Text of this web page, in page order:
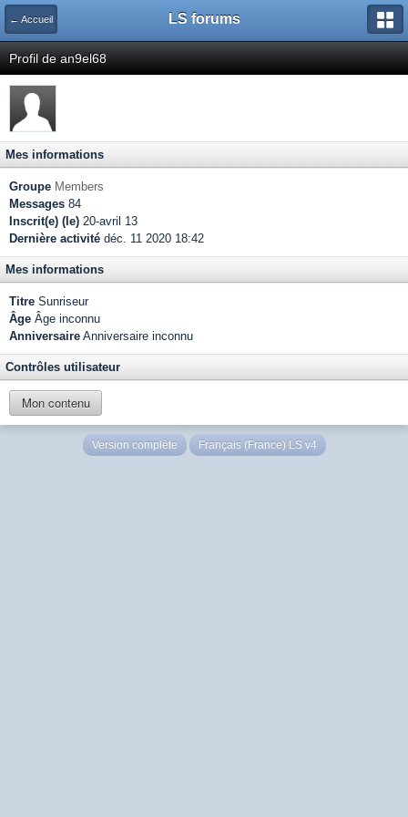
← Accueil LS forums
Profil de an9el68
Mes informations
Groupe Members
Messages 84
Inscrit(e) (le) 20-avril 13
Dernière activité déc. 11 2020 18:42
Mes informations
Titre Sunriseur
Âge Âge inconnu
Anniversaire Anniversaire inconnu
Contrôles utilisateur
Mon contenu
Version complète Français (France) LS v4